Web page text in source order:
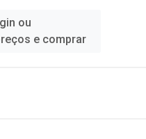
ou
e comprar